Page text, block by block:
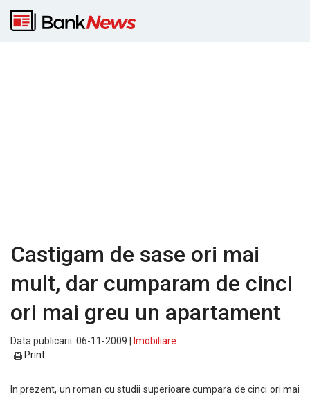
Castigam de sase ori mai
mult, dar cumparam de cinci
ori mai greu un apartament
Data publicarii: 06-11-2009 |
Imobiliare
Print
In prezent, un roman cu studii superioare cumpara de cinci ori mai